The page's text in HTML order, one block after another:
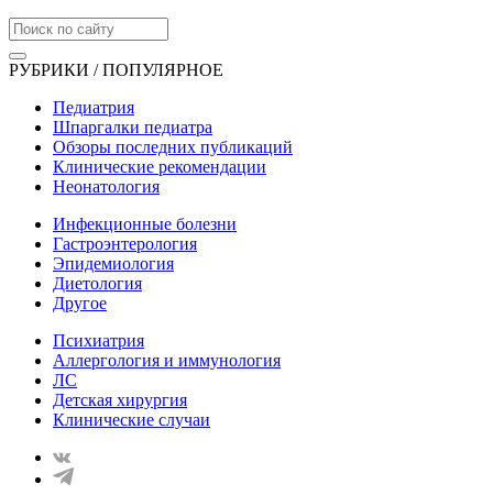
РУБРИКИ / ПОПУЛЯРНОЕ
Педиатрия
Шпаргалки педиатра
Обзоры последних публикаций
Клинические рекомендации
Неонатология
Инфекционные болезни
Гастроэнтерология
Эпидемиология
Диетология
Другое
Психиатрия
Аллергология и иммунология
ЛС
Детская хирургия
Клинические случаи